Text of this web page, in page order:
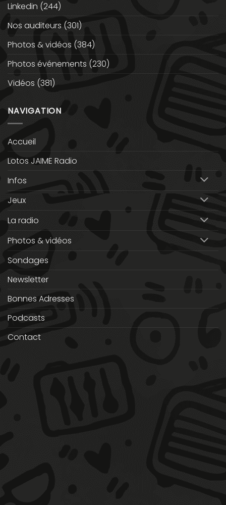
Linkedin (244)
Nos auditeurs (301)
Photos & vidéos (384)
Photos événements (230)
Vidéos (381)
NAVIGATION
Accueil
Lotos JAIME Radio
Infos
Jeux
La radio
Photos & vidéos
Sondages
Newsletter
Bonnes Adresses
Podcasts
Contact